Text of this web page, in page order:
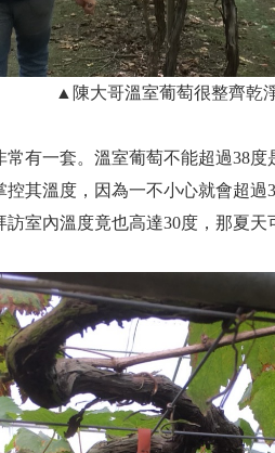
▲陳大哥溫室葡萄很整齊乾
常有一套。溫室葡萄不能超過38
控其溫度，因為一不小心就會超
室內溫度竟也高達30度，那夏天